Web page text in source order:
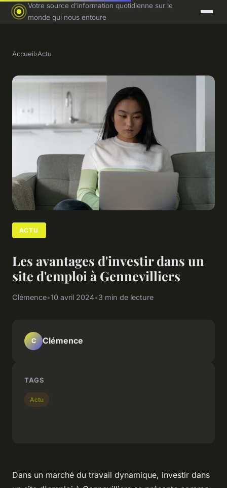
Votre source d'information quotidienne sur le
monde qui nous entoure
Accueil›Actu
ACTU
Les avantages d'investir dans un
site d'emploi à Gennevilliers
Clémence•10 avril 2024•3 min de lecture
Dans un marché du travail dynamique, investir dans
C Clémence
TAGS
Actu